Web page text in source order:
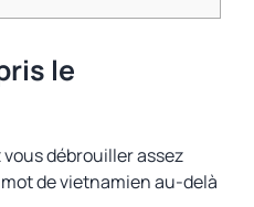
le
débrouiller assez
de vietnamien au-delà